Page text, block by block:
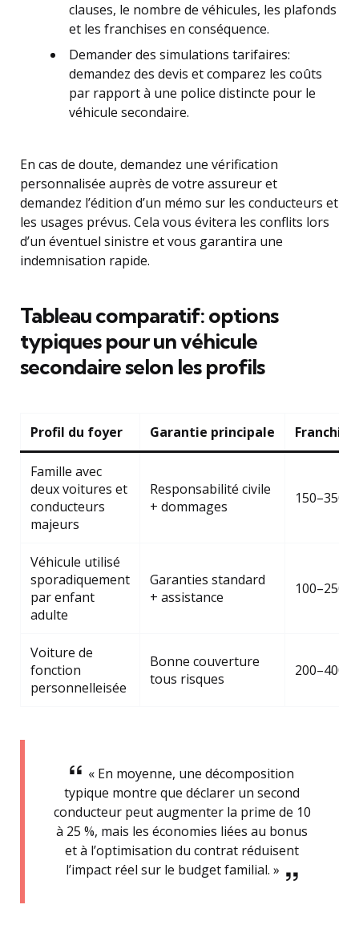
clauses, le nombre de véhicules, les plafonds
et les franchises en conséquence.
Demander des simulations tarifaires:
demandez des devis et comparez les coûts
par rapport à une police distincte pour le
véhicule secondaire.
En cas de doute, demandez une vérification
personnalisée auprès de votre assureur et
demandez l’édition d’un mémo sur les conducteurs et
les usages prévus. Cela vous évitera les conflits lors
d’un éventuel sinistre et vous garantira une
indemnisation rapide.
Tableau comparatif: options
typiques pour un véhicule
secondaire selon les profils
Profil du foyer Garantie principale
Famille avec
deux voitures et
conducteurs
majeurs
Responsabilité civile
+ dommages
150–350 €
Véhicule utilisé
sporadiquement
par enfant
adulte
Garanties standard
+ assistance
100–250 €
Voiture de
fonction
personnelleisée
Bonne couverture
tous risques
200–400 €
« En moyenne, une décomposition
typique montre que déclarer un second
conducteur peut augmenter la prime de 10
à 25 %, mais les économies liées au bonus
et à l’optimisation du contrat réduisent
l’impact réel sur le budget familial. »